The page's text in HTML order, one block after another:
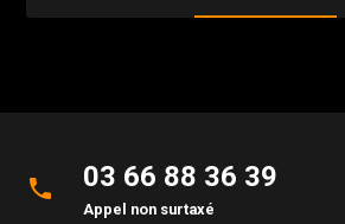
phone 03 66 88 36 39
Appel non surtaxé